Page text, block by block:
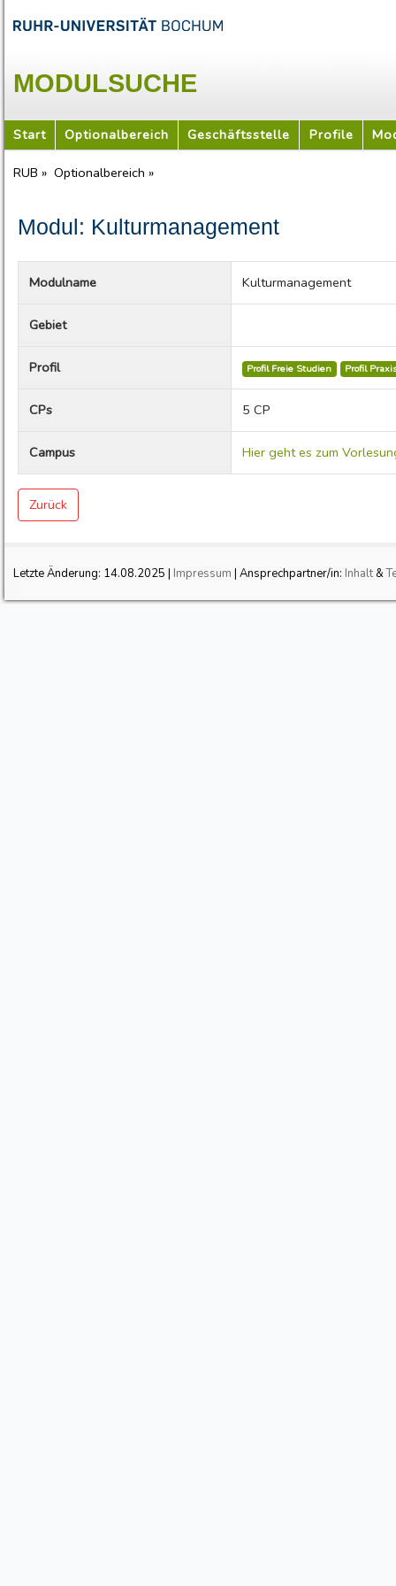
MODULSUCHE
Start Optionalbereich Geschäftsstelle Profile
RUB » Optionalbereich »
Modul: Kulturmanagement
Modulname Kulturmanagement
Gebiet
Profil Profil Freie Studien Profil Praxis
CPs 5 CP
Campus Hier geht es zum
Zurück
Letzte Änderung: 14.08.2025 | Impressum | Ansprechpartner/in: Inhalt&